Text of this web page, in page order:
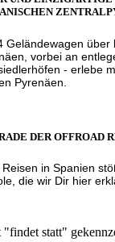
Geländewagen über
vorbei an
- erlebe
Pyrenäen.
DER OFFROAD
in Spanien
die wir Dir hier
statt"